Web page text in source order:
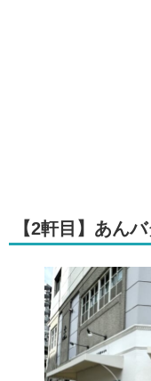
【2軒目】あん